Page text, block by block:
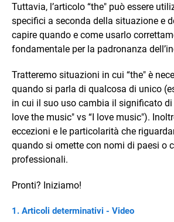
Tuttavia, l’articolo “the" può essere
specifici a seconda della situazione e
capire quando e come usarlo
fondamentale per la padronanza
Tratteremo situazioni in cui “the" è
quando si parla di qualcosa di unico
in cui il suo uso cambia il significato di
love the music" vs “I love music").
eccezioni e le particolarità che
quando si omette con nomi di paesi o
professionali.
Pronti? Iniziamo!
Articoli determinativi - Video